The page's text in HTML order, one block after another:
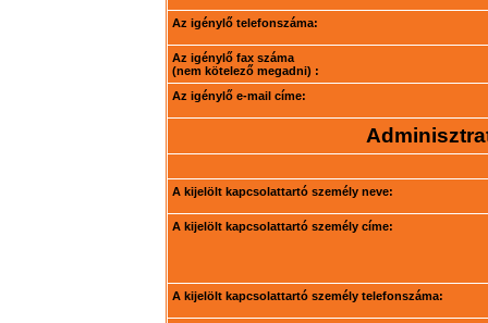
Az igénylő telefonszáma:
Az igénylő fax száma
(nem kötelező megadni) :
Az igénylő e-mail címe:
A kijelölt kapcsolattartó személy neve:
A kijelölt kapcsolattartó személy címe:
A kijelölt kapcsolattartó személy telefonszáma: